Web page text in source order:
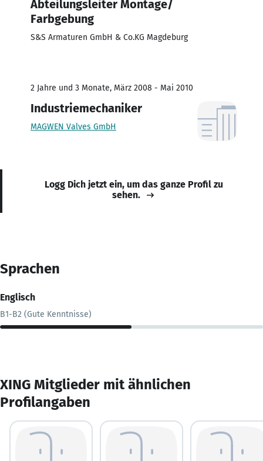
Abteilungsleiter Montage/
Farbgebung
S&S Armaturen GmbH & Co.KG Magdeburg
2 Jahre und 3 Monate, März 2008 - Mai 2010
Industriemechaniker
MAGWEN Valves GmbH
Logg Dich jetzt ein, um das ganze Profil zu
sehen.
Sprachen
Englisch
B1-B2 (Gute Kenntnisse)
XING Mitglieder mit ähnlichen
Profilangaben